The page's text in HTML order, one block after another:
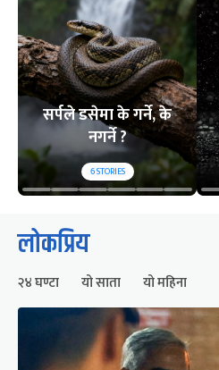
सर्पले डसेमा के गर्ने, के
नगर्ने ?
6STORIES
लोकप्रिय
२४ घण्टा यो साता यो महिना